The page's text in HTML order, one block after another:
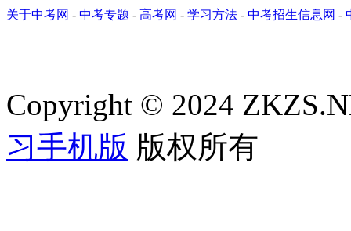
关于中考网 - 中考专题 - 高考网 - 学习方法 - 中考招生信息网 -
Copyright © 2024
习手机版 版权所有